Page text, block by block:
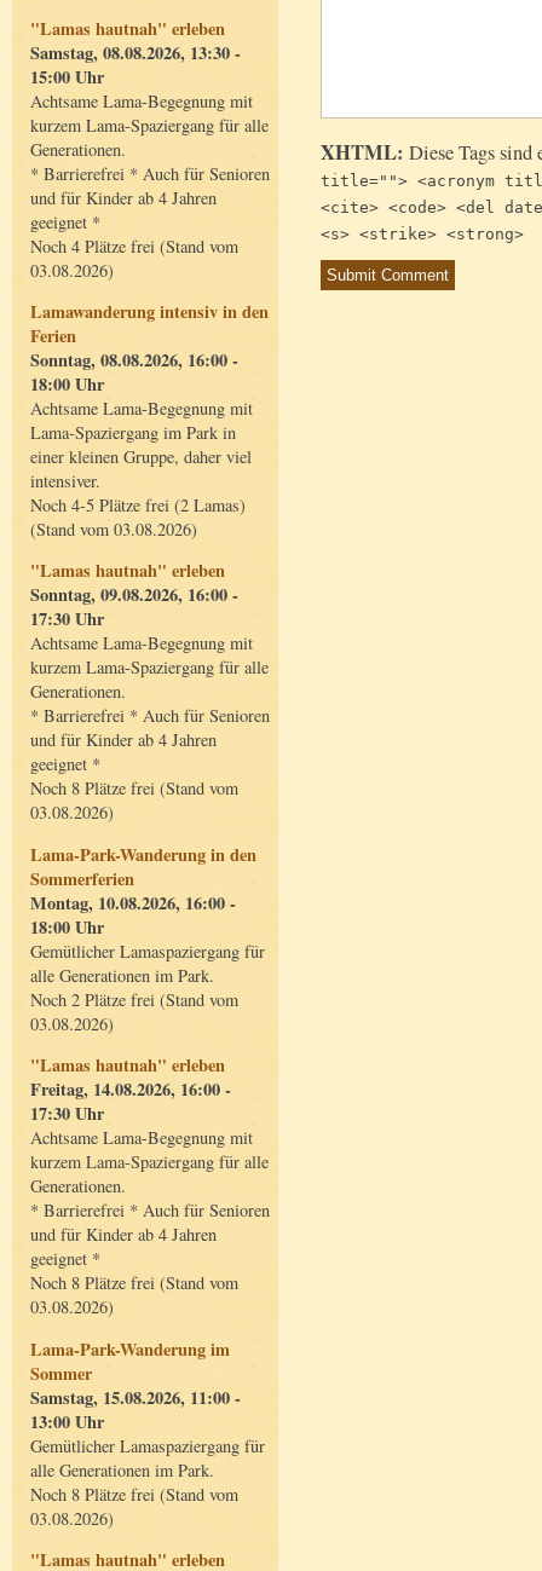
"Lamas hautnah" erleben
Samstag, 08.08.2026, 13:30 -
15:00 Uhr
Achtsame Lama-Begegnung mit
kurzem Lama-Spaziergang für alle
Generationen.
* Barrierefrei * Auch für Senioren
und für Kinder ab 4 Jahren
geeignet *
Noch 4 Plätze frei (Stand vom
03.08.2026)
Lamawanderung intensiv in den
Ferien
Sonntag, 08.08.2026, 16:00 -
18:00 Uhr
Achtsame Lama-Begegnung mit
Lama-Spaziergang im Park in
einer kleinen Gruppe, daher viel
intensiver.
Noch 4-5 Plätze frei (2 Lamas)
(Stand vom 03.08.2026)
"Lamas hautnah" erleben
Sonntag, 09.08.2026, 16:00 -
17:30 Uhr
Achtsame Lama-Begegnung mit
kurzem Lama-Spaziergang für alle
Generationen.
* Barrierefrei * Auch für Senioren
und für Kinder ab 4 Jahren
geeignet *
Noch 8 Plätze frei (Stand vom
03.08.2026)
Lama-Park-Wanderung in den
Sommerferien
Montag, 10.08.2026, 16:00 -
18:00 Uhr
Gemütlicher Lamaspaziergang für
alle Generationen im Park.
Noch 2 Plätze frei (Stand vom
03.08.2026)
"Lamas hautnah" erleben
Freitag, 14.08.2026, 16:00 -
17:30 Uhr
Achtsame Lama-Begegnung mit
kurzem Lama-Spaziergang für alle
Generationen.
* Barrierefrei * Auch für Senioren
und für Kinder ab 4 Jahren
geeignet *
Noch 8 Plätze frei (Stand vom
03.08.2026)
Lama-Park-Wanderung im
Sommer
Samstag, 15.08.2026, 11:00 -
13:00 Uhr
Gemütlicher Lamaspaziergang für
alle Generationen im Park.
Noch 8 Plätze frei (Stand vom
03.08.2026)
"Lamas hautnah" erleben
XHTML: Diese Tags
title=""> <acronym
<cite> <code> <del
<s> <strike> <strong>